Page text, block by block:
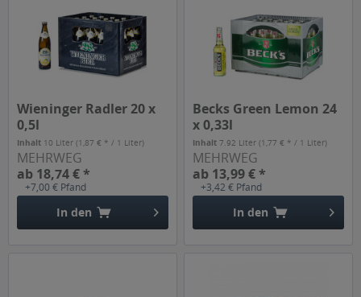
Wieninger Radler 20 x
0,5l
Inhalt 10 Liter(1,87 € * / 1 Liter)
MEHRWEG
ab 18,74 € *
+7,00 € Pfand
In den
Becks Green Lemon 24
x 0,33l
Inhalt7.92 Liter(1,77 € * / 1 Liter)
MEHRWEG
ab 13,99 € *
+3,42 € Pfand
In den